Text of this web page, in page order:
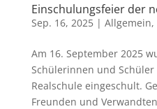
Einschulungsfeier der
Sep. 16, 2025| Allgemein,
Am 16. September 2025
Schülerinnen und
Realschule eingeschult.
Freunden und